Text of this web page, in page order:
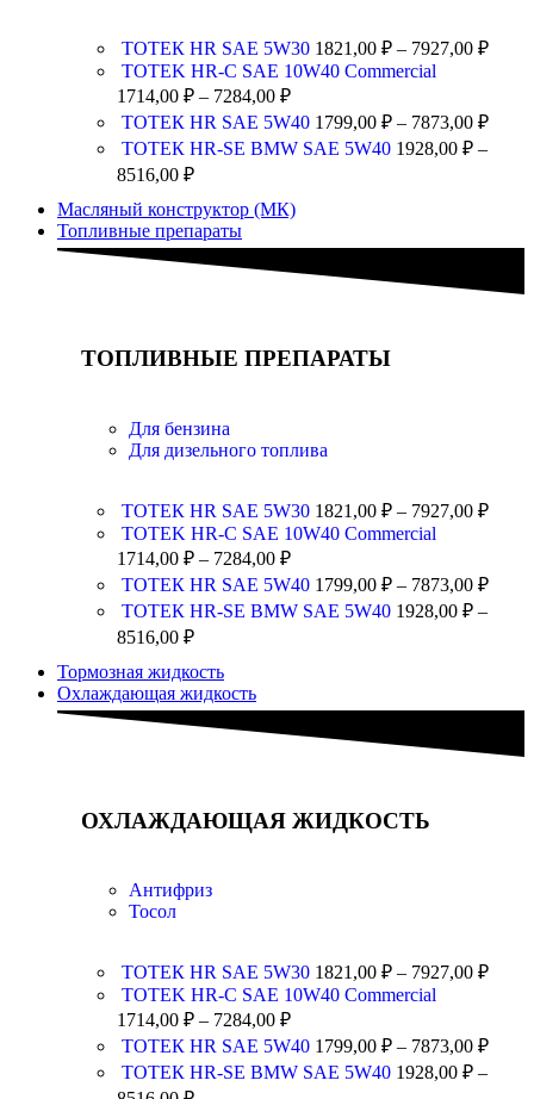
ТОТЕК HR SAE 5W30 1821,00 ₽ – 7927,00 ₽
TOTEK HR-C SAE 10W40 Commercial
1714,00 ₽ – 7284,00 ₽
ТОТЕК HR SAE 5W40 1799,00 ₽ – 7873,00 ₽
ТОТЕК HR-SE BMW SAE 5W40 1928,00 ₽ –
8516,00 ₽
Масляный конструктор (МК)
Топливные препараты
ТОПЛИВНЫЕ ПРЕПАРАТЫ
Для бензина
Для дизельного топлива
ТОТЕК HR SAE 5W30 1821,00 ₽ – 7927,00 ₽
TOTEK HR-C SAE 10W40 Commercial
1714,00 ₽ – 7284,00 ₽
ТОТЕК HR SAE 5W40 1799,00 ₽ – 7873,00 ₽
ТОТЕК HR-SE BMW SAE 5W40 1928,00 ₽ –
8516,00 ₽
Тормозная жидкость
Охлаждающая жидкость
ОХЛАЖДАЮЩАЯ ЖИДКОСТЬ
Антифриз
Тосол
ТОТЕК HR SAE 5W30 1821,00 ₽ – 7927,00 ₽
TOTEK HR-C SAE 10W40 Commercial
1714,00 ₽ – 7284,00 ₽
ТОТЕК HR SAE 5W40 1799,00 ₽ – 7873,00 ₽
ТОТЕК HR-SE BMW SAE 5W40 1928,00 ₽ –